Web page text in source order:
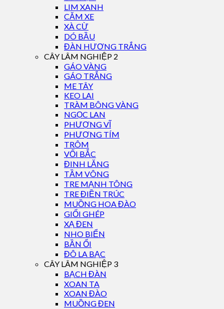
LIM XANH
CĂM XE
XÀ CỪ
DÓ BẦU
ĐÀN HƯƠNG TRẮNG
CÂY LÂM NGHIỆP 2
GÁO VÀNG
GÁO TRẮNG
ME TÂY
KEO LAI
TRÀM BÔNG VÀNG
NGỌC LAN
PHƯỢNG VĨ
PHƯỢNG TÍM
TRÔM
VỐI BẮC
ĐINH LĂNG
TẦM VÔNG
TRE MẠNH TÔNG
TRE ĐIỀN TRÚC
MUỒNG HOA ĐÀO
GIỔI GHÉP
XẠ ĐEN
NHO BIỂN
BẦN ỔI
ĐÔ LA BẠC
CÂY LÂM NGHIỆP 3
BẠCH ĐÀN
XOAN TA
XOAN ĐÀO
MUỒNG ĐEN